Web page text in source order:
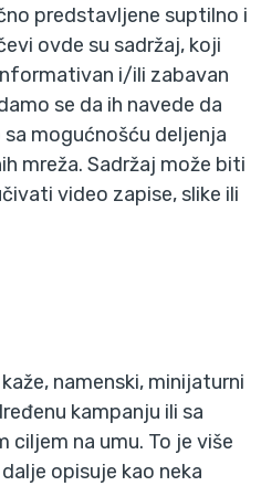
predstavljene suptilno i
ovde su sadržaj, koji
i/ili zabavan
se da ih navede da
mogućnošću deljenja
mreža. Sadržaj može biti
video zapise, slike ili
namenski, minijaturni
kampanju ili sa
ciljem na umu. To je više
opisuje kao neka